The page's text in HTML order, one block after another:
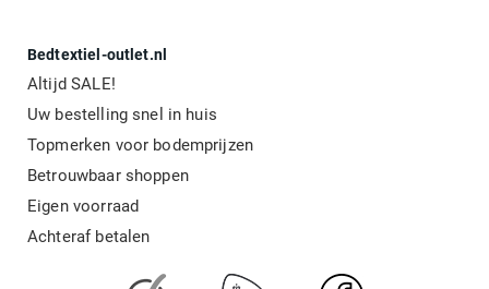
Bedtextiel-outlet.nl
Altijd SALE!
Uw bestelling snel in huis
Topmerken voor bodemprijzen
Betrouwbaar shoppen
Eigen voorraad
Achteraf betalen